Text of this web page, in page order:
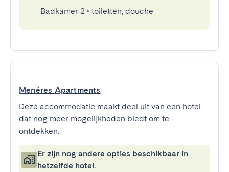
Badkamer 2 • toiletten, douche
Menéres Apartments
Deze accommodatie maakt deel uit van een hotel
dat nog meer mogelijkheden biedt om te
ontdekken.
Er zijn nog andere opties beschikbaar in
hetzelfde hotel.